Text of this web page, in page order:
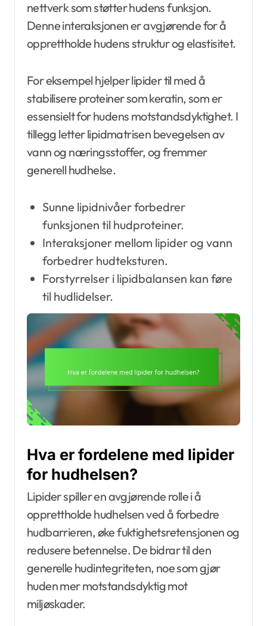
nettverk som støtter hudens funksjon.
Denne interaksjonen er avgjørende for å
opprettholde hudens struktur og elastisitet.
For eksempel hjelper lipider til med å
stabilisere proteiner som keratin, som er
essensielt for hudens motstandsdyktighet. I
tillegg letter lipidmatrisen bevegelsen av
vann og næringsstoffer, og fremmer
generell hudhelse.
Sunne lipidnivåer forbedrer
funksjonen til hudproteiner.
Interaksjoner mellom lipider og vann
forbedrer hudteksturen.
Forstyrrelser i lipidbalansen kan føre
til hudlidelser.
Hva er fordelene med lipider
for hudhelsen?
Lipider spiller en avgjørende rolle i å
opprettholde hudhelsen ved å forbedre
hudbarrieren, øke fuktighetsretensjonen og
redusere betennelse. De bidrar til den
generelle hudintegriteten, noe som gjør
huden mer motstandsdyktig mot
miljøskader.